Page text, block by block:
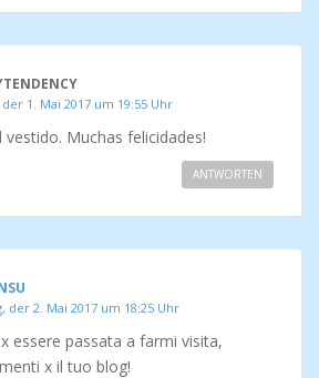
1. Mai 2017 um 19:55 Uhr
vestido. Muchas felicidades!
ANTWORTEN
der 2. Mai 2017 um 18:25 Uhr
essere passata a farmi visita,
x il tuo blog!